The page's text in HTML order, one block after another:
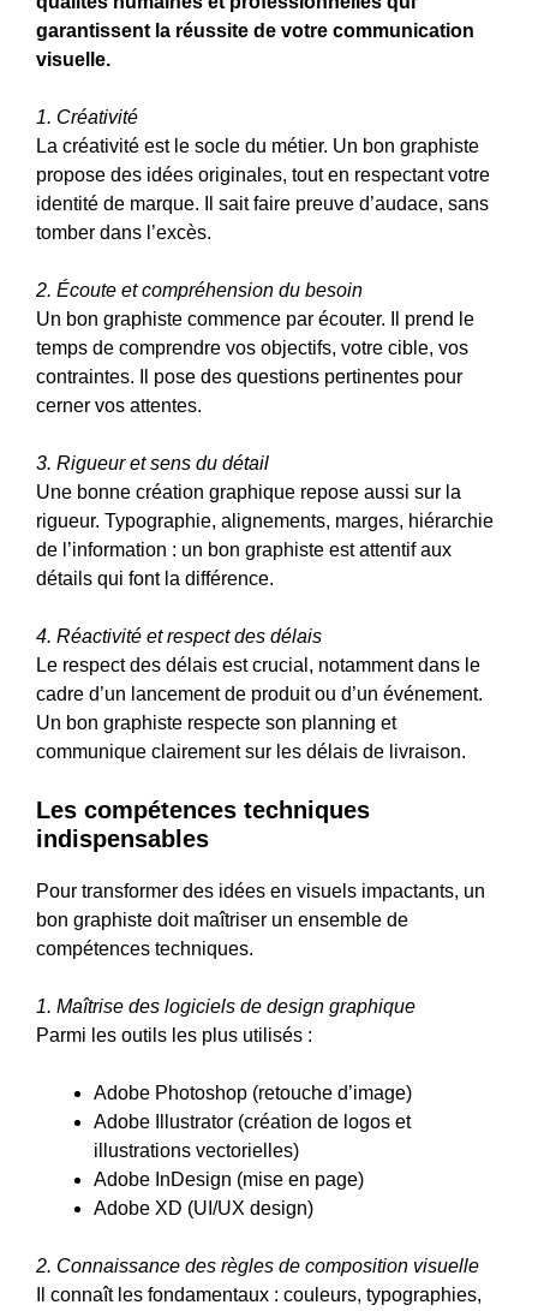
garantissent la réussite de votre communication
visuelle.
1. Créativité
La créativité est le socle du métier. Un bon graphiste
propose des idées originales, tout en respectant votre
identité de marque. Il sait faire preuve d’audace, sans
tomber dans l’excès.
2. Écoute et compréhension du besoin
Un bon graphiste commence par écouter. Il prend le
temps de comprendre vos objectifs, votre cible, vos
contraintes. Il pose des questions pertinentes pour
cerner vos attentes.
3. Rigueur et sens du détail
Une bonne création graphique repose aussi sur la
rigueur. Typographie, alignements, marges, hiérarchie
de l’information : un bon graphiste est attentif aux
détails qui font la différence.
4. Réactivité et respect des délais
Le respect des délais est crucial, notamment dans le
cadre d’un lancement de produit ou d’un événement.
Un bon graphiste respecte son planning et
communique clairement sur les délais de livraison.
Les compétences techniques
indispensables
Pour transformer des idées en visuels impactants, un
bon graphiste doit maîtriser un ensemble de
compétences techniques.
1. Maîtrise des logiciels de design graphique
Parmi les outils les plus utilisés :
Adobe Photoshop (retouche d’image)
Adobe Illustrator (création de logos et
illustrations vectorielles)
Adobe InDesign (mise en page)
Adobe XD (UI/UX design)
2. Connaissance des règles de composition visuelle
Il connaît les fondamentaux : couleurs, typographies,